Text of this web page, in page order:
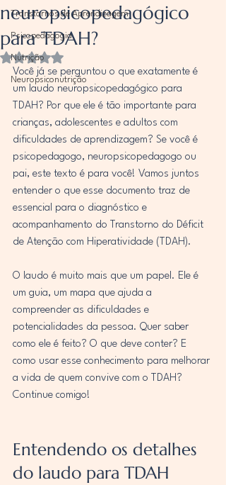
Transtornos de Aprendizagem
Psicopedagogia
Nutrição
Neuropsiconutrição
neuropsicopedagógico
para TDAH?
Avaliado com NaN de 5 estrelas.
Você já se perguntou o que exatamente é
um laudo neuropsicopedagógico para
TDAH? Por que ele é tão importante para
crianças, adolescentes e adultos com
dificuldades de aprendizagem? Se você é
psicopedagogo, neuropsicopedagogo ou
pai, este texto é para você! Vamos juntos
entender o que esse documento traz de
essencial para o diagnóstico e
acompanhamento do Transtorno do Déficit
de Atenção com Hiperatividade (TDAH).
O laudo é muito mais que um papel. Ele é
um guia, um mapa que ajuda a
compreender as dificuldades e
potencialidades da pessoa. Quer saber
como ele é feito? O que deve conter? E
como usar esse conhecimento para melhorar
a vida de quem convive com o TDAH?
Continue comigo!
Entendendo os detalhes
do laudo para TDAH